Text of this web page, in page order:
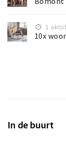
1
10x
In de buurt